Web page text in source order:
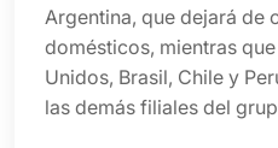
Argentina, que dejará de
domésticos, mientras
Unidos, Brasil, Chile y
las demás filiales del